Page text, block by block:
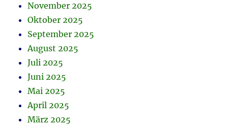
November 2025
Oktober 2025
September 2025
August 2025
Juli 2025
Juni 2025
Mai 2025
April 2025
März 2025